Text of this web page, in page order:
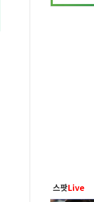
스팟Live